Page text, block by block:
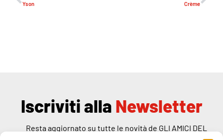
Yson Crème
Iscriviti alla Newsletter
Resta aggiornato su tutte le novità de GLI AMICI DEL